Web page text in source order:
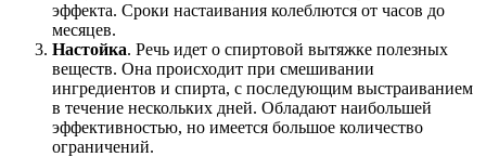
эффекта. Сроки настаивания колеблются от часов до
месяцев.
Настойка. Речь идет о спиртовой вытяжке полезных
веществ. Она происходит при смешивании
ингредиентов и спирта, с последующим выстраиванием
в течение нескольких дней. Обладают наибольшей
эффективностью, но имеется большое количество
ограничений.